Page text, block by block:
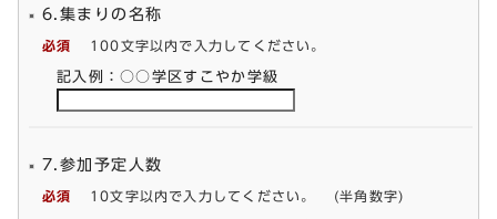
6.集まりの名称
必須 100文字以内で入力してください。
記入例：○○学区すこやか学級
7.参加予定人数
必須 10文字以内で入力してください。 (半角数字)